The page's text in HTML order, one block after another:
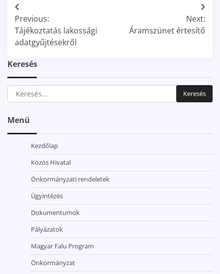
Bejegyzés
navigáció
Previous:
Tájékoztatás lakossági
adatgyűjtésekről
Next:
Áramszünet értesítő
Keresés
Keresés:
Menü
Kezdőlap
Közös Hivatal
Önkormányzati rendeletek
Ügyintézés
Dokumentumok
Pályázatok
Magyar Falu Program
Önkormányzat